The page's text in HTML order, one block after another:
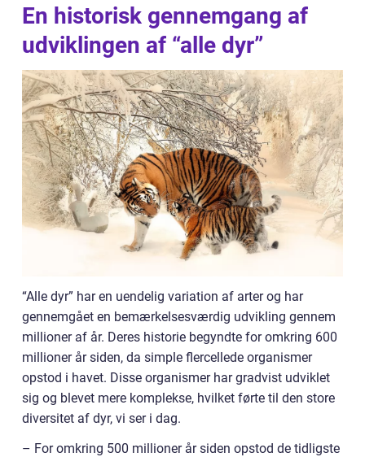
En historisk gennemgang af
udviklingen af “alle dyr”
“Alle dyr” har en uendelig variation af arter og har
gennemgået en bemærkelsesværdig udvikling gennem
millioner af år. Deres historie begyndte for omkring 600
millioner år siden, da simple flercellede organismer
opstod i havet. Disse organismer har gradvist udviklet
sig og blevet mere komplekse, hvilket førte til den store
diversitet af dyr, vi ser i dag.
– For omkring 500 millioner år siden opstod de tidligste